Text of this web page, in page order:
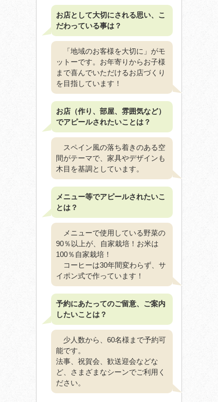
お店として大切にされる思い、こ
だわっている事は？
「地域のお客様を大切に」がモ
ットーです。お年寄りからお子様
まで喜んでいただけるお店づくり
を目指しています！
お店（作り、部屋、雰囲気など）
でアピールされたいことは？
スペイン風の落ち着きのある空
間がテーマで、家具やデザインも
木目を基調としています。
メニュー等でアピールされたいこ
とは？
メニューで使用している野菜の
90％以上が、自家栽培！お米は
100％自家栽培！
コーヒーは30年間変わらず、サ
イポン式で作っています！
予約にあたってのご留意、ご案内
したいことは？
少人数から、60名様まで予約可
能です。
法事、祝賀会、歓送迎会などな
ど、さまざまなシーンでご利用く
ださい。